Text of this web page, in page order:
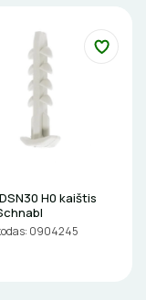
H0 kaištis
0904245